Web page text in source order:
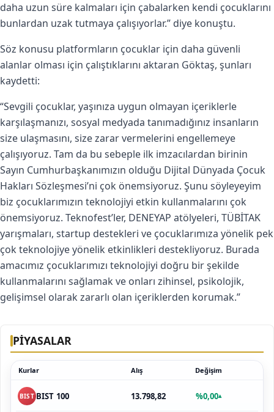
daha uzun süre kalmaları için çabalarken kendi çocuklarını
bunlardan uzak tutmaya çalışıyorlar.” diye konuştu.
Söz konusu platformların çocuklar için daha güvenli
alanlar olması için çalıştıklarını aktaran Göktaş, şunları
kaydetti:
“Sevgili çocuklar, yaşınıza uygun olmayan içeriklerle
karşılaşmanızı, sosyal medyada tanımadığınız insanların
size ulaşmasını, size zarar vermelerini engellemeye
çalışıyoruz. Tam da bu sebeple ilk imzacılardan birinin
Sayın Cumhurbaşkanımızın olduğu Dijital Dünyada Çocuk
Hakları Sözleşmesi’ni çok önemsiyoruz. Şunu söyleyeyim
biz çocuklarımızın teknolojiyi etkin kullanmalarını çok
önemsiyoruz. Teknofest’ler, DENEYAP atölyeleri, TÜBİTAK
yarışmaları, startup destekleri ve çocuklarımıza yönelik pek
çok teknolojiye yönelik etkinlikleri destekliyoruz. Burada
amacımız çocuklarımızı teknolojiyi doğru bir şekilde
kullanmalarını sağlamak ve onları zihinsel, psikolojik,
gelişimsel olarak zararlı olan içeriklerden korumak.”
PİYASALAR
Kurlar Alış Değişim
BIST BIST 100 13.798,82 %0,00▴